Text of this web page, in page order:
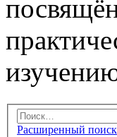
Расширенный поиск